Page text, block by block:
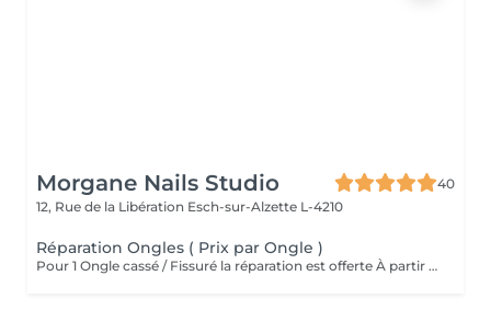
Morgane Nails Studio
40
12, Rue de la Libération Esch-sur-Alzette L-4210
Réparation Ongles ( Prix par Ongle )
Pour 1 Ongle cassé / Fissuré la réparation est offerte À partir de 2 ongles la réparation sera facturée 3 euros par ongle